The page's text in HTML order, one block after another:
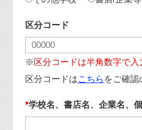
区分コード
※ 区分コードは半角数字で入
区分コードはこちら をご確認
*学校名、書店名、企業名、